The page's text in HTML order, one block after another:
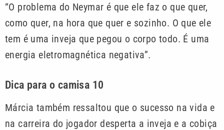
“O problema do Neymar é que ele faz o que quer,
como quer, na hora que quer e sozinho. O que ele
tem é uma inveja que pegou o corpo todo. É uma
energia eletromagnética negativa”.
Dica para o camisa 10
Márcia também ressaltou que o sucesso na vida e
na carreira do jogador desperta a inveja e a cobiça